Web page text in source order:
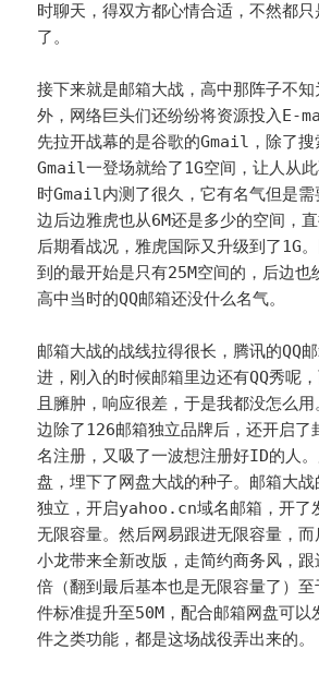
时聊天，得双方都心情合适，不然都
了。
接下来就是邮箱大战，高中那阵子不
外，网络巨头们还纷纷将资源投入E-
先拉开战幕的是谷歌的Gmail，除了搜
Gmail一登场就给了1G空间，让人从
时Gmail内测了很久，它有名气但是
边后边雅虎也从6M还是多少的空间，
后期看战况，雅虎国际又升级到了1G
到的最开始是只有25M空间的，后边也
高中当时的QQ邮箱还没什么名气。
邮箱大战的战线拉得很长，腾讯的QQ
进，刚入的时候邮箱里边还有QQ秀呢
且臃肿，响应很差，于是我都没怎么
边除了126邮箱独立品牌后，还开启
名注册，又吸了一波想注册好ID的人
盘，埋下了网盘大战的种子。邮箱大
独立，开启yahoo.cn域名邮箱，开了
无限容量。然后网易跟进无限容量，而
小龙带来全新改版，走简约商务风，
倍（翻到最后基本也是无限容量了）
件标准提升至50M，配合邮箱网盘可以
件之类功能，都是这场战役弄出来的。